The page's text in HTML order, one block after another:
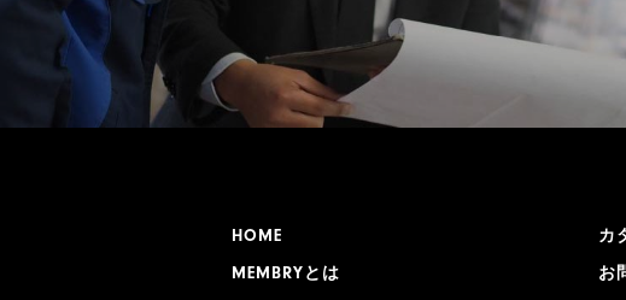
HOME
MEMBRYとは
カ
お